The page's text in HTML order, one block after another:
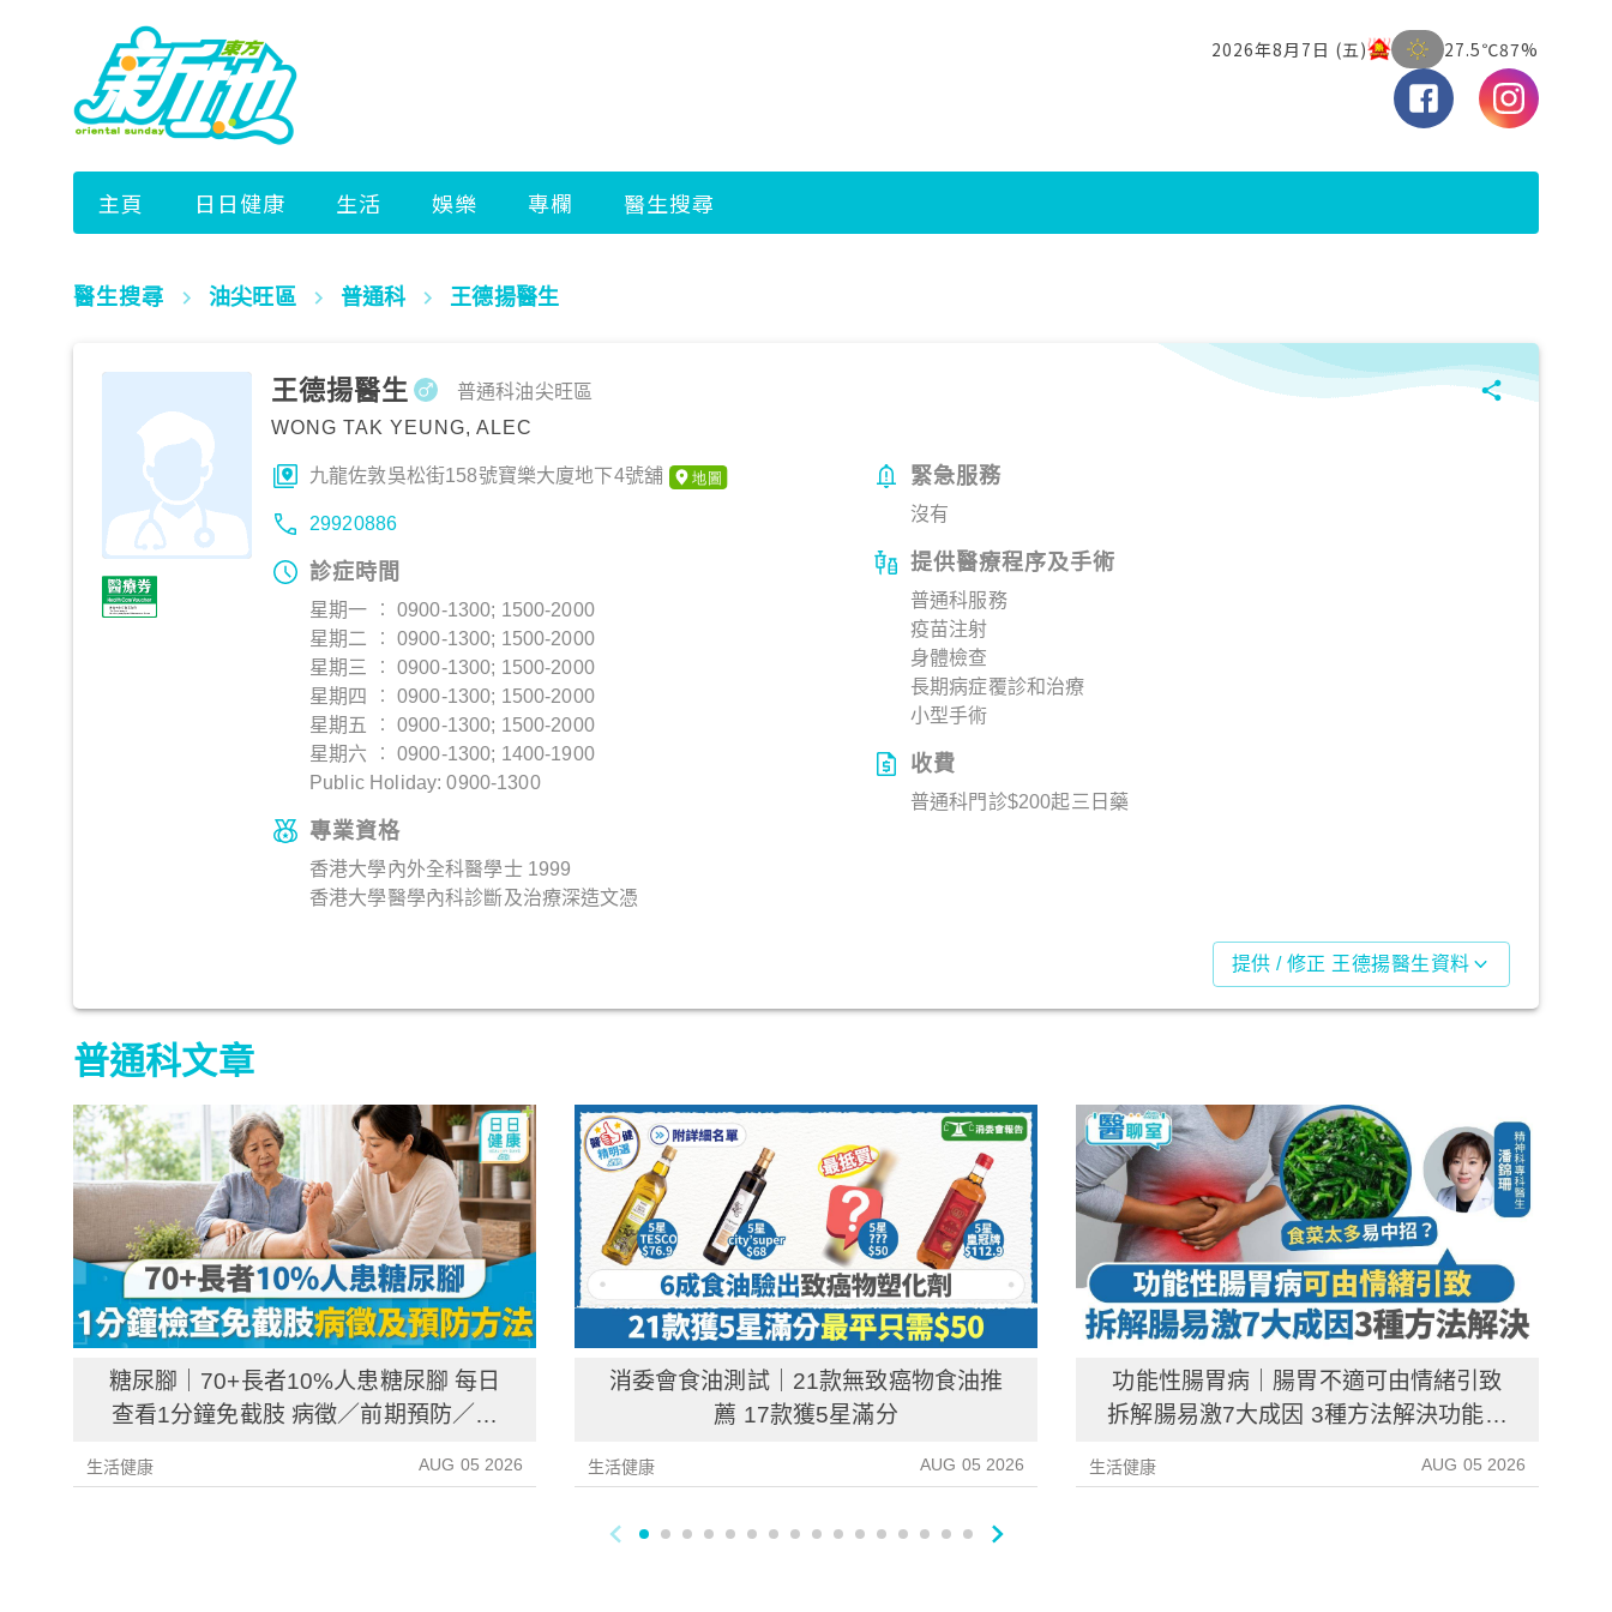
醫生搜尋 油尖旺區 普通科 王德揚醫生
王德揚醫生
WONG TAK YEUNG, ALEC
普通科油尖旺區
九龍佐敦吳松街158號寶樂大廈地下4號舖
29920886
診症時間
星期一 ︰ 0900-1300; 1500-2000
星期二 ︰ 0900-1300; 1500-2000
星期三 ︰ 0900-1300; 1500-2000
星期四 ︰ 0900-1300; 1500-2000
星期五 ︰ 0900-1300; 1500-2000
星期六 ︰ 0900-1300; 1400-1900
Public Holiday: 0900-1300
專業資格
香港大學內外全科醫學士 1999
香港大學醫學內科診斷及治療深造文憑
緊急服務
沒有
提供醫療程序及手術
普通科服務
疫苗注射
身體檢查
長期病症覆診和治療
小型手術
收費
普通科門診$200起三日藥
提供 / 修正 王德揚醫生資料
普通科文章
糖尿腳｜70+長者10%人患糖尿腳 每日
查看1分鐘免截肢 病徵／前期預防／病
生活健康 AUG 05 2026
消委會食油測試｜21款無致癌物食油推
薦 17款獲5星滿分
生活健康 AUG 05 2026
功能性腸胃病｜腸胃不適可由情緒引致
拆解腸易激7大成因 3種方法解決功能性
生活健康 AUG 05 2026